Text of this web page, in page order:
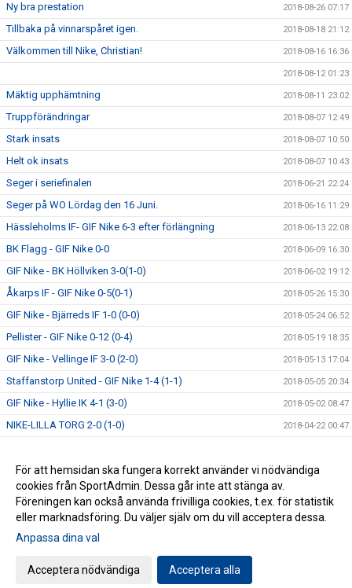
Ny bra prestation 2018-08-26 07:17
Tillbaka på vinnarspåret igen. 2018-08-18 21:12
Välkommen till Nike, Christian! 2018-08-16 16:36
2018-08-12 01:23
Mäktig upphämtning 2018-08-11 23:02
Truppförändringar 2018-08-07 12:49
Stark insats 2018-08-07 10:50
Helt ok insats 2018-08-07 10:43
Seger i seriefinalen 2018-06-21 22:24
Seger på WO Lördag den 16 Juni. 2018-06-16 11:29
Hässleholms IF- GIF Nike 6-3 efter förlängning 2018-06-13 22:08
BK Flagg - GIF Nike 0-0 2018-06-09 16:30
GIF Nike - BK Höllviken 3-0(1-0) 2018-06-02 19:12
Åkarps IF - GIF Nike 0-5(0-1) 2018-05-26 15:30
GIF Nike - Bjärreds IF 1-0 (0-0) 2018-05-24 06:52
Pellister - GIF Nike 0-12 (0-4) 2018-05-19 18:35
GIF Nike - Vellinge IF 3-0 (2-0) 2018-05-13 17:04
Staffanstorp United - GIF Nike 1-4 (1-1) 2018-05-05 20:34
GIF Nike - Hyllie IK 4-1 (3-0) 2018-05-02 08:47
NIKE-LILLA TORG 2-0 (1-0) 2018-04-22 00:47
GIF NIKE-KSF KOSOVA IF 8-0 (1-0) 2018-04-07 00:49
NIKE FAVORITTIPPAT "Vi har en mycket intressant trupp" 2018-04-02 00:53
Gå till Webbversion
För att hemsidan ska fungera korrekt använder vi nödvändiga
cookies från SportAdmin. Dessa går inte att stänga av.
Föreningen kan också använda frivilliga cookies, t.ex. för statistik
eller marknadsföring. Du väljer själv om du vill acceptera dessa.
Anpassa dina val
Acceptera nödvändiga Acceptera alla